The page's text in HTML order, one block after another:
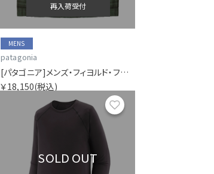
再入荷受付
MENS
patagonia
[パタゴニア]メンズ・フィヨルド・フランネル・シャツ
￥18,150(税込)
SOLD OUT